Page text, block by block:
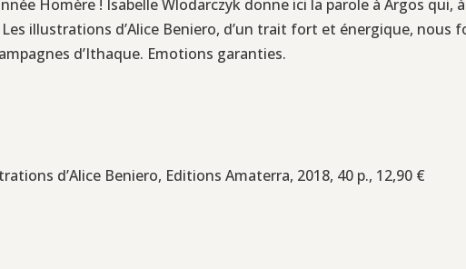
Homère ! Isabelle Wlodarczyk donne ici la parole à Argos qui,
illustrations d’Alice Beniero, d’un trait fort et énergique, nous
d’Ithaque. Emotions garanties.
d’Alice Beniero, Editions Amaterra, 2018, 40 p., 12,90 €